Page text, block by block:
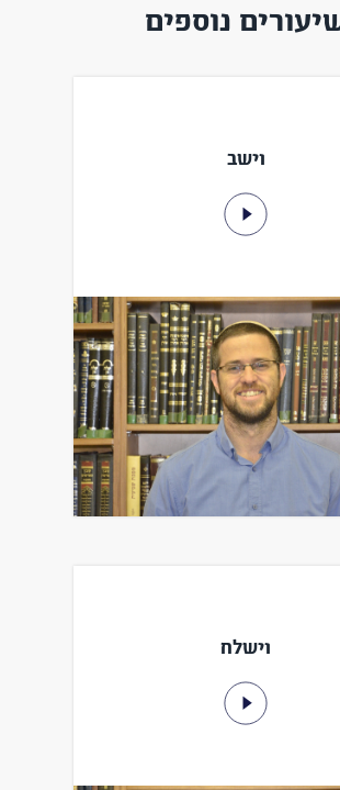
נוספים
וישב
וישלח